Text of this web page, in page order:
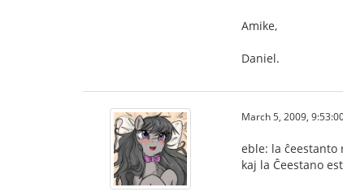
Amike,
Daniel.
March 5, 2009,
eble: la ĉeestanto
kaj la Ĉeestano